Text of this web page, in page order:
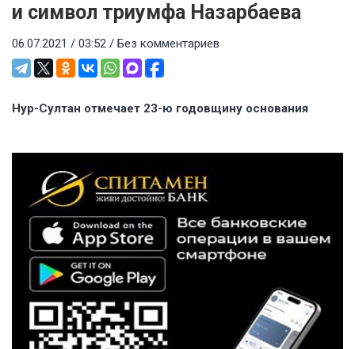
и символ триумфа Назарбаева
06.07.2021 / 03:52 / Без комментариев
Нур-Султан отмечает 23-ю годовщину основания